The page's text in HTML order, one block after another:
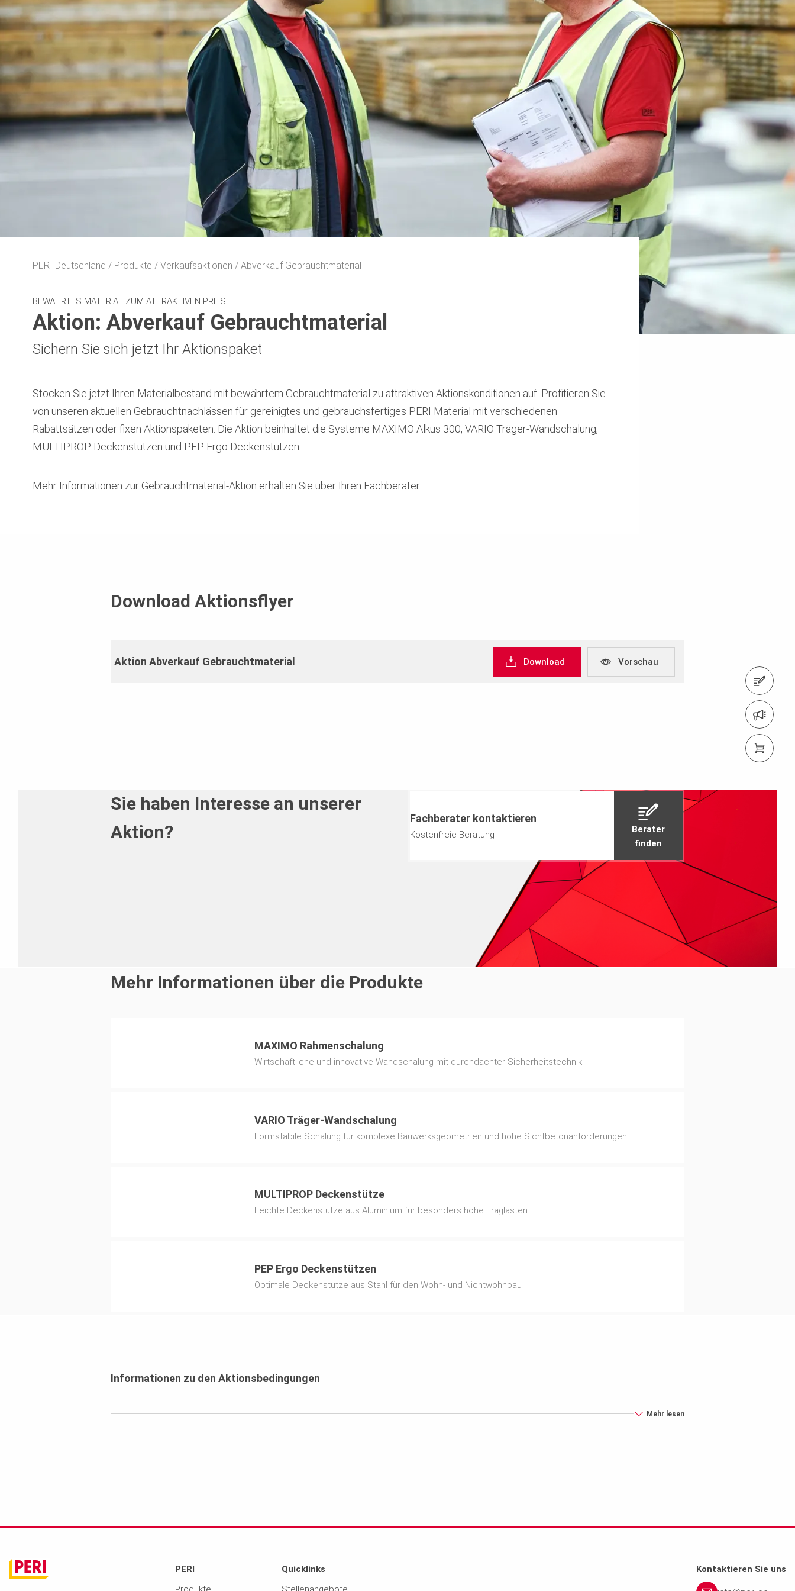
PERI Deutschland Produkte Verkaufsaktionen Abverkauf Gebrauchtmaterial
BEWÄHRTES MATERIAL ZUM ATTRAKTIVEN PREIS
Aktion: Abverkauf Gebrauchtmaterial
Sichern Sie sich jetzt Ihr Aktionspaket
Stocken Sie jetzt Ihren Materialbestand mit bewährtem Gebrauchtmaterial zu attraktiven Aktionskonditionen auf. Profitieren Sie
von unseren aktuellen Gebrauchtnachlässen für gereinigtes und gebrauchsfertiges PERI Material mit verschiedenen
Rabattsätzen oder fixen Aktionspaketen. Die Aktion beinhaltet die Systeme MAXIMO Alkus 300, VARIO Träger-Wandschalung,
MULTIPROP Deckenstützen und PEP Ergo Deckenstützen.
Mehr Informationen zur Gebrauchtmaterial-Aktion erhalten Sie über Ihren Fachberater.
Download Aktionsflyer
Aktion Abverkauf Gebrauchtmaterial Download Vorschau
Sie haben Interesse an unserer
Aktion?
Fachberater kontaktieren
Kostenfreie Beratung
Berater
finden
Mehr Informationen über die Produkte
MAXIMO Rahmenschalung
Wirtschaftliche und innovative Wandschalung mit durchdachter Sicherheitstechnik.
VARIO Träger-Wandschalung
Formstabile Schalung für komplexe Bauwerksgeometrien und hohe Sichtbetonanforderungen
MULTIPROP Deckenstütze
Leichte Deckenstütze aus Aluminium für besonders hohe Traglasten
PEP Ergo Deckenstützen
Optimale Deckenstütze aus Stahl für den Wohn- und Nichtwohnbau
Informationen zu den Aktionsbedingungen
Mehr lesen
PERI
Quicklinks
Kontaktieren Sie uns